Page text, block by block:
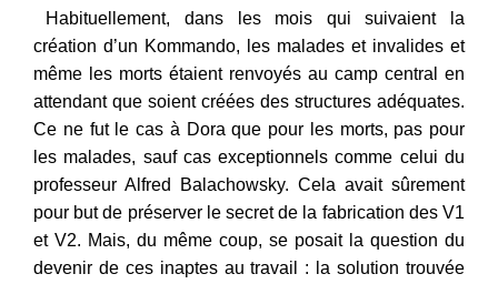
Habituellement, dans les mois qui suivaient la
création d’un Kommando, les malades et invalides et
même les morts étaient renvoyés au camp central en
attendant que soient créées des structures adéquates.
Ce ne fut le cas à Dora que pour les morts, pas pour
les malades, sauf cas exceptionnels comme celui du
professeur Alfred Balachowsky. Cela avait sûrement
pour but de préserver le secret de la fabrication des V1
et V2. Mais, du même coup, se posait la question du
devenir de ces inaptes au travail : la solution trouvée